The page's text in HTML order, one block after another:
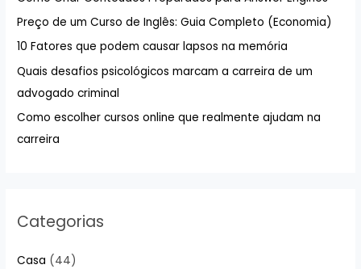
r
p
o
r
:
Preço de um Curso de Inglês: Guia Completo (Economia)
10 Fatores que podem causar lapsos na memória
Quais desafios psicológicos marcam a carreira de um
advogado criminal
Como escolher cursos online que realmente ajudam na
carreira
Categorias
Casa (44)